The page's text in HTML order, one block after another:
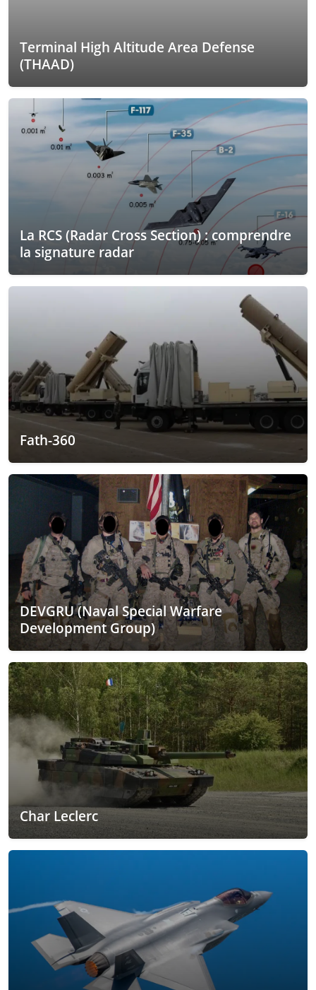
Terminal High Altitude Area Defense
(THAAD)
La RCS (Radar Cross Section) : comprendre
la signature radar
Fath-360
DEVGRU (Naval Special Warfare
Development Group)
Char Leclerc